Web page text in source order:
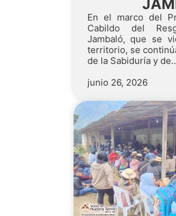
En el marco del
Cabildo del
Jambaló, que se
territorio, se
de la Sabiduría y
junio 26, 2026